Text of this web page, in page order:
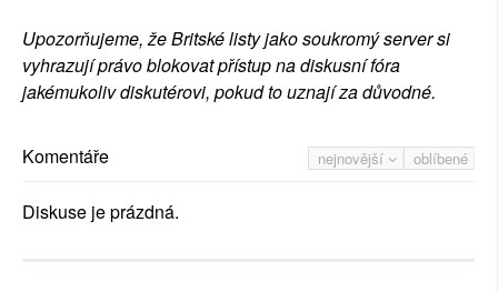
Upozorňujeme, že Britské listy jako soukromý server si
vyhrazují právo blokovat přístup na diskusní fóra
jakémukoliv diskutérovi, pokud to uznají za důvodné.
nejnovější oblíbené
Komentáře
Diskuse je prázdná.